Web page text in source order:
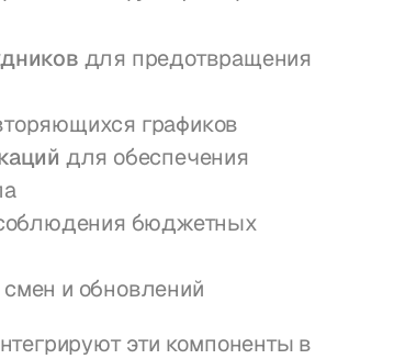
для предотвращения
графиков
для обеспечения
бюджетных
и обновлений
эти компоненты в